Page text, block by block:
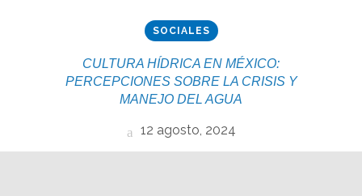
SOCIALES
CULTURA HÍDRICA EN MÉXICO:
PERCEPCIONES SOBRE LA CRISIS Y
MANEJO DEL AGUA
12 agosto, 2024